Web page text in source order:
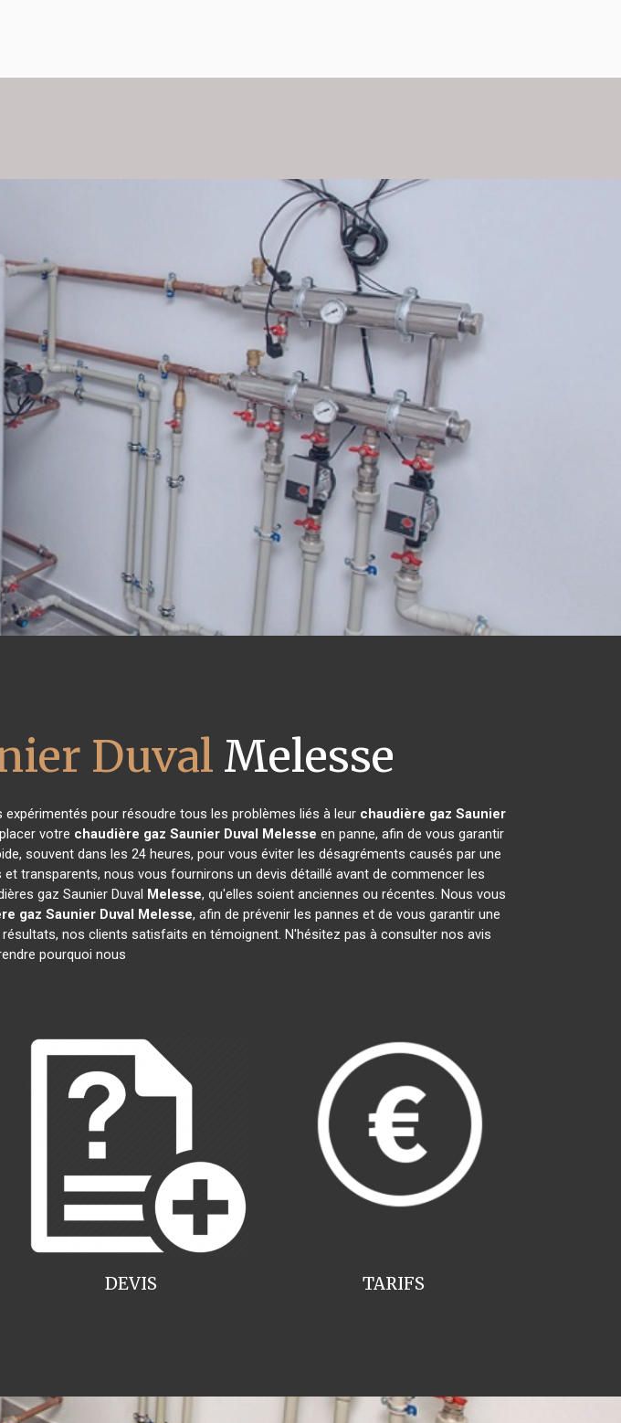
Duval Melesse
pour résoudre tous les problèmes liés à leur chaudière gaz Saunier
votre chaudière gaz Saunier Duval Melesse en panne, afin de vous garantir
souvent dans les 24 heures, pour vous éviter les désagréments causés par une
transparents, nous vous fournirons un devis détaillé avant de commencer les
gaz Saunier Duval Melesse, qu'elles soient anciennes ou récentes. Nous vous
gaz Saunier Duval Melesse, afin de prévenir les pannes et de vous garantir une
nos clients satisfaits en témoignent. N'hésitez pas à consulter nos avis
pourquoi nous
TARIFS
DEVIS